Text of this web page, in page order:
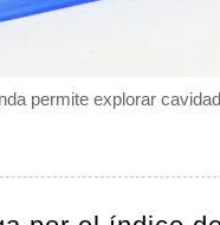
permite explorar